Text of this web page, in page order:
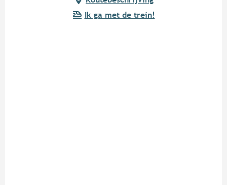
Ik ga met de trein!